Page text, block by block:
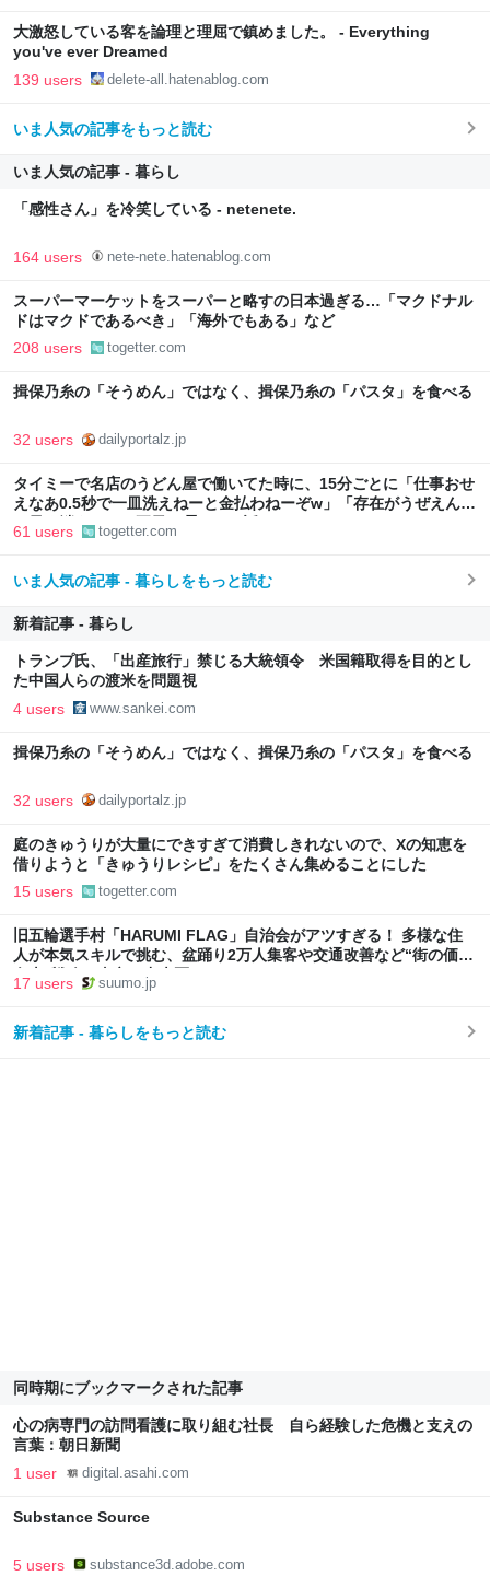
大激怒している客を論理と理屈で鎮めました。 - Everything
you've ever Dreamed
139 users delete-all.hatenablog.com
いま人気の記事をもっと読む
いま人気の記事 - 暮らし
「感性さん」を冷笑している - netenete.
164 users nete-nete.hatenablog.com
スーパーマーケットをスーパーと略すの日本過ぎる…「マクドナル
ドはマクドであるべき」「海外でもある」など
208 users togetter.com
揖保乃糸の「そうめん」ではなく、揖保乃糸の「パスタ」を食べる
32 users dailyportalz.jp
タイミーで名店のうどん屋で働いてた時に、15分ごとに「仕事おせ
えなあ0.5秒で一皿洗えねーと金払わねーぞw」「存在がうぜえんだ
よ早く消えろ」と耳元で囁かれた話
61 users togetter.com
いま人気の記事 - 暮らしをもっと読む
新着記事 - 暮らし
トランプ氏、「出産旅行」禁じる大統領令 米国籍取得を目的とし
た中国人らの渡米を問題視
4 users www.sankei.com
揖保乃糸の「そうめん」ではなく、揖保乃糸の「パスタ」を食べる
32 users dailyportalz.jp
庭のきゅうりが大量にできすぎて消費しきれないので、Xの知恵を
借りようと「きゅうりレシピ」をたくさん集めることにした
15 users togetter.com
旧五輪選手村「HARUMI FLAG」自治会がアツすぎる！ 多様な住
人が本気スキルで挑む、盆踊り2万人集客や交通改善など“街の価値
向上”戦略 東京・中央区
17 users suumo.jp
新着記事 - 暮らしをもっと読む
同時期にブックマークされた記事
心の病専門の訪問看護に取り組む社長 自ら経験した危機と支えの
言葉：朝日新聞
1 user digital.asahi.com
Substance Source
5 users substance3d.adobe.com